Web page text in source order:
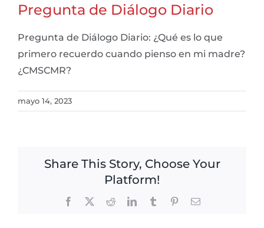
Pregunta de Diálogo Diario
Pregunta de Diálogo Diario: ¿Qué es lo que
primero recuerdo cuando pienso en mi madre?
¿CMSCMR?
mayo 14, 2023
Share This Story, Choose Your
Platform!
Facebook RedditLinkedInTumblr PinterestEmail